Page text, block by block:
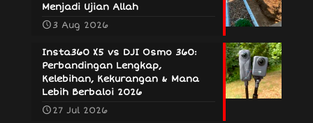
Menjadi Ujian Allah
3 Aug 2026
Insta360 X5 vs DJI Osmo 360:
Perbandingan Lengkap,
Kelebihan, Kekurangan & Mana
Lebih Berbaloi 2026
27 Jul 2026